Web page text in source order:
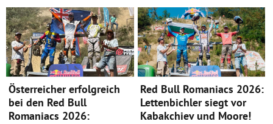
Österreicher erfolgreich
bei den Red Bull
Romaniacs 2026:
Red Bull Romaniacs 2026:
Lettenbichler siegt vor
Kabakchiev und Moore!